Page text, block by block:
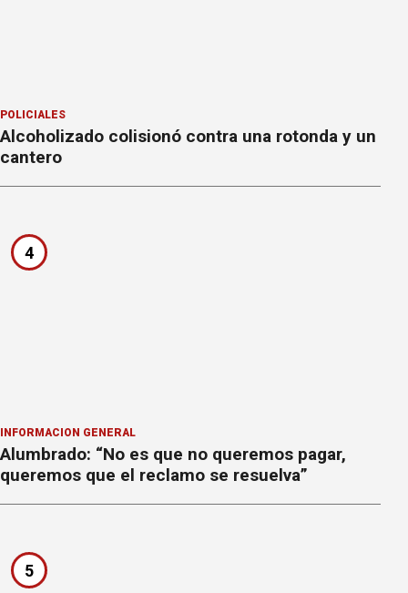
POLICIALES
Alcoholizado colisionó contra una rotonda y un
cantero
4
INFORMACION GENERAL
Alumbrado: “No es que no queremos pagar,
queremos que el reclamo se resuelva”
5